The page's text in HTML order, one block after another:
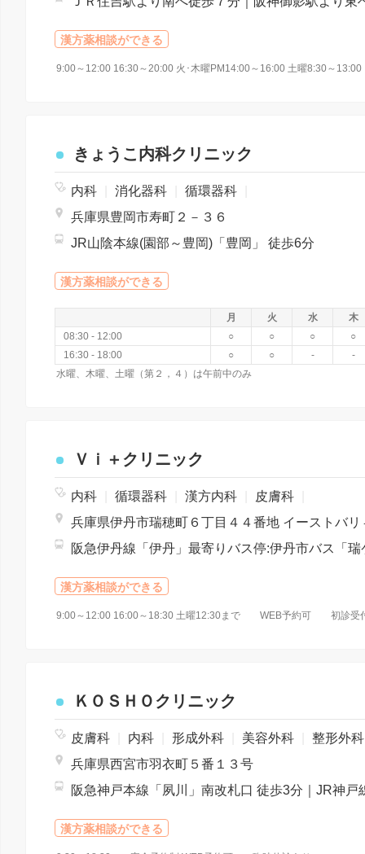
漢方薬相談ができる
きょうこ内科クリニック
内科 消化器科 循環器科
兵庫県豊岡市寿町２－３６
JR山陰本線(園部～豊岡)「豊岡」 徒歩6分
漢方薬相談ができる
月 火 水
木
08:30 - 12:00
○ ○ ○
○
16:30 - 18:00
○ ○ -
-
水曜、木曜、土曜（第２，４）は午前中のみ
Ｖｉ＋クリニック
内科 循環器科 漢方内科 皮膚科
漢方薬相談ができる
ＫＯＳＨＯクリニック
皮膚科 内科 形成外科 美容外科
整形外
兵庫県西宮市羽衣町５番１３号
漢方薬相談ができる